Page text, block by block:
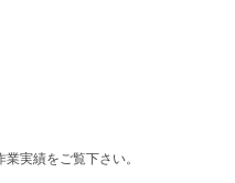
実績をご覧下さい。